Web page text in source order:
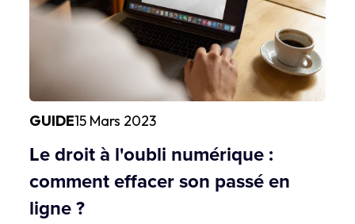
GUIDE15 Mars 2023
Le droit à l'oubli numérique :
comment effacer son passé en
ligne ?